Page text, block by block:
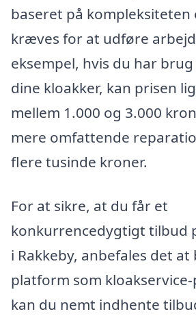
baseret på
kræves for at udføre
eksempel, hvis du har
dine kloakker, kan prisen
mellem 1.000 og 3.000
mere omfattende
flere tusinde kroner.
For at sikre, at du får et
konkurrencedygtigt tilbud
i Rakkeby, anbefales det at
platform som
kan du nemt indhente